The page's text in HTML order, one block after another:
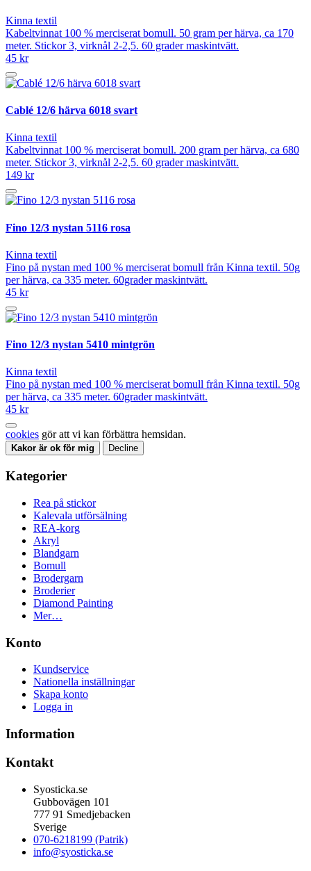
Kinna textil
Kabeltvinnat 100 % merciserat bomull. 50 gram per härva, ca 170
meter. Stickor 3, virknål 2-2,5. 60 grader maskintvätt.
45 kr
Cablé 12/6 härva 6018 svart
Kinna textil
Kabeltvinnat 100 % merciserat bomull. 200 gram per härva, ca 680
meter. Stickor 3, virknål 2-2,5. 60 grader maskintvätt.
149 kr
Fino 12/3 nystan 5116 rosa
Kinna textil
Fino på nystan med 100 % merciserat bomull från Kinna textil. 50g
per härva, ca 335 meter. 60grader maskintvätt.
45 kr
Fino 12/3 nystan 5410 mintgrön
Kinna textil
Fino på nystan med 100 % merciserat bomull från Kinna textil. 50g
per härva, ca 335 meter. 60grader maskintvätt.
45 kr
cookies gör att vi kan förbättra hemsidan.
Kakor är ok för mig Decline
Kategorier
Rea på stickor
Kalevala utförsälning
REA-korg
Akryl
Blandgarn
Bomull
Brodergarn
Broderier
Diamond Painting
Mer…
Konto
Kundservice
Nationella inställningar
Skapa konto
Logga in
Information
Kontakt
Syosticka.se
Gubbovägen 101
777 91 Smedjebacken
Sverige
070-6218199 (Patrik)
info@syosticka.se